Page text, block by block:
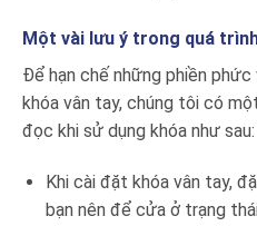
Một vài lưu ý trong quá
Để hạn chế những phiền
khóa vân tay, chúng tôi có
đọc khi sử dụng khóa như sau:
Khi cài đặt khóa vân tay,
bạn nên để cửa ở trạng